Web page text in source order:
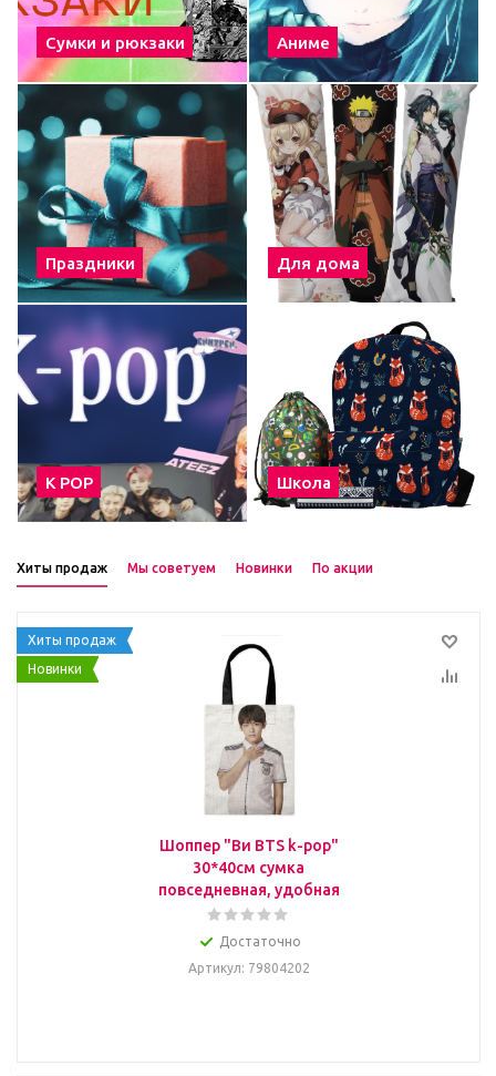
Сумки и рюкзаки Аниме
Праздники Для дома
К POP Школа
Хиты продаж Мы советуем Новинки По акции
Хиты продаж
Новинки
Шоппер "Ви BTS k-pop"
30*40см сумка
повседневная, удобная
Достаточно
Артикул: 79804202